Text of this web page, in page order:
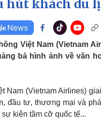
Infographic
Ô tô - Xe máy
Ô tô
Giải trí
hút khách du
Việt Nam (Vietnam
bá hình ảnh về văn
Nam (Vietnam Airlines)
đầu tư, thương mại và
kiện tầm cỡ quốc tế...